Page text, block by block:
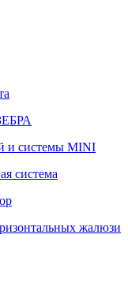
и системы MINI
система
жалюзи